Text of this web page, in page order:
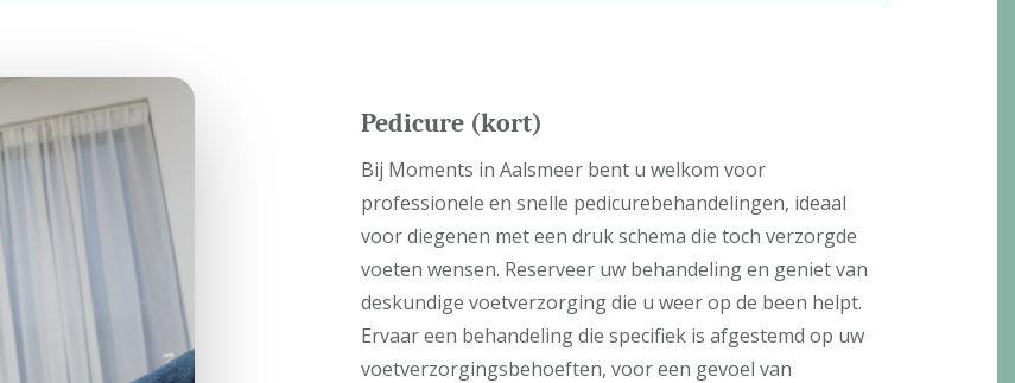
Pedicure (kort)
Bij Moments in Aalsmeer bent u welkom voor
professionele en snelle pedicurebehandelingen, ideaal
voor diegenen met een druk schema die toch verzorgde
voeten wensen. Reserveer uw behandeling en geniet van
deskundige voetverzorging die u weer op de been helpt.
Ervaar een behandeling die specifiek is afgestemd op uw
voetverzorgingsbehoeften, voor een gevoel van